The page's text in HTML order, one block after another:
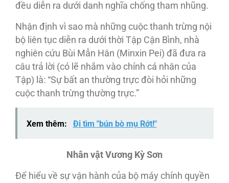
đều diễn ra dưới danh nghĩa chống tham nhũng.
Nhận định vì sao mà những cuộc thanh trừng nội
bộ liên tục diễn ra dưới thời Tập Cận Bình, nhà
nghiên cứu Bùi Mẫn Hân (Minxin Pei) đã đưa ra
câu trả lời (có lẽ nhắm vào chính cá nhân của
Tập) là: “Sự bất an thường trực đòi hỏi những
cuộc thanh trừng thường trực.”
Xem thêm: Đi tìm "bún bò mụ Rớt!"
Nhân vật Vương Kỳ Sơn
Để hiểu về sự vận hành của bộ máy chính quyền